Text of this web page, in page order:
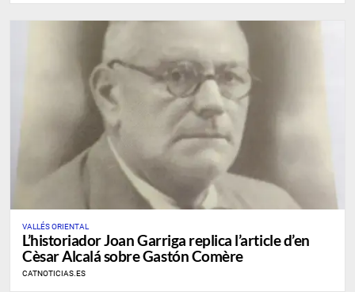
VALLÉS ORIENTAL
L’historiador Joan Garriga replica l’article d’en
Cèsar Alcalá sobre Gastón Comère
CATNOTICIAS.ES